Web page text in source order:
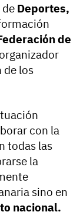
Deportes,
de
de los
con la
todas las
la
sino en
nacional.